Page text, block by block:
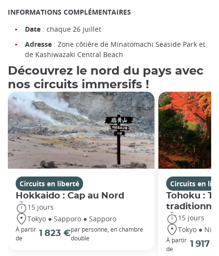
INFORMATIONS COMPLÉMENTAIRES
Date : chaque 26 juillet
Adresse : Zone côtière de Minatomachi Seaside Park et
de Kashiwazaki Central Beach
Découvrez le nord du pays avec
nos circuits immersifs !
Circuits en liberté
Hokkaido : Cap au Nord
15 jours
Tokyo ● Sapporo ● Sapporo
À partir
de
1 823 €par personne, en chambre
double
Circuits en
Tohoku :
traditionnel
15 jours
Tokyo ●
À partir
de
1 917